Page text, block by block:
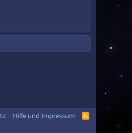
Hilfe und Impressum
R